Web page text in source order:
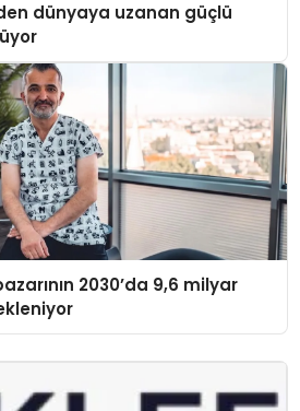
dünyaya uzanan güçlü
2030’da 9,6 milyar